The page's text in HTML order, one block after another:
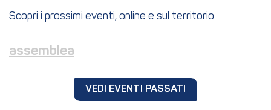
Scopri i prossimi eventi, online e sul territorio
assemblea
VEDI EVENTI PASSATI